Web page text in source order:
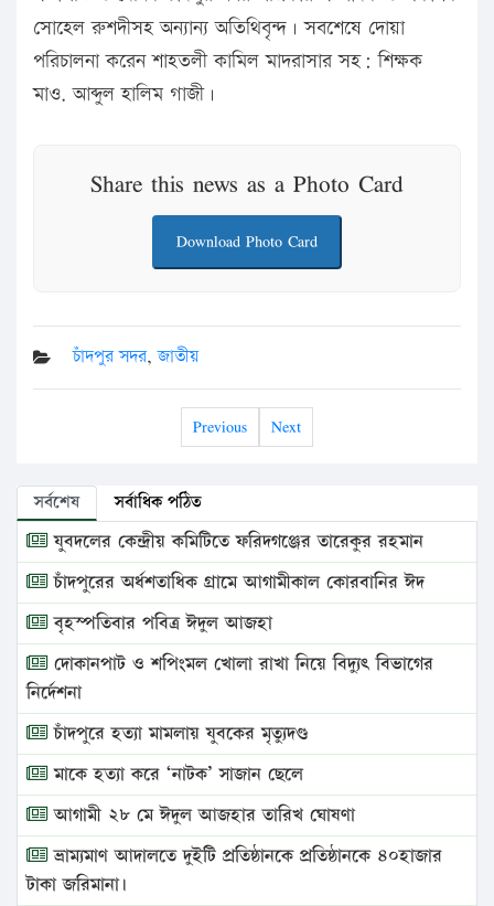
সোহেল রুশদীসহ অন্যান্য অতিথিবৃন্দ। সবশেষে দোয়া
পরিচালনা করেন শাহতলী কামিল মাদরাসার সহ: শিক্ষক
মাও. আব্দুল হালিম গাজী।
Share this news as a Photo Card
Download Photo Card
চাঁদপুর সদর,জাতীয়
Previous Next
সর্বশেষ সর্বাধিক পঠিত
যুবদলের কেন্দ্রীয় কমিটিতে ফরিদগঞ্জের তারেকুর রহমান
চাঁদপুরের অর্ধশতাধিক গ্রামে আগামীকাল কোরবানির ঈদ
বৃহস্পতিবার পবিত্র ঈদুল আজহা
দোকানপাট ও শপিংমল খোলা রাখা নিয়ে বিদ্যুৎ বিভাগের
নির্দেশনা
চাঁদপুরে হত্যা মামলায় যুবকের মৃত্যুদণ্ড
মাকে হত্যা করে ‘নাটক’ সাজান ছেলে
আগামী ২৮ মে ঈদুল আজহার তারিখ ঘোষণা
ভ্রাম্যমাণ আদালতে দুইটি প্রতিষ্ঠানকে প্রতিষ্ঠানকে ৪০হাজার
টাকা জরিমানা।